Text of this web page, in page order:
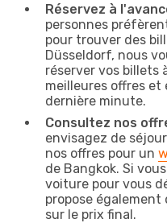
Réservez à
personnes
pour trouver des
Düsseldorf, nous
réserver vos billets
meilleures offres et
dernière minute.
Consultez nos
envisagez de
nos offres pour un
de Bangkok. Si
voiture pour vous
propose
sur le prix final.